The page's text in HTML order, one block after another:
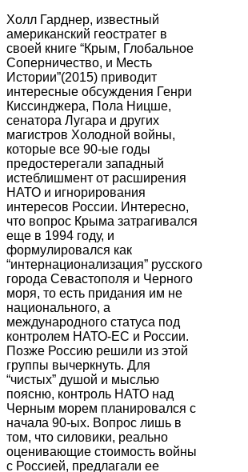
Холл Гарднер, известный
американский геостратег в
своей книге “Крым, Глобальное
Соперничество, и Месть
Истории”(2015) приводит
интересные обсуждения Генри
Киссинджера, Пола Ницше,
сенатора Лугара и других
магистров Холодной войны,
которые все 90-ые годы
предостерегали западный
истеблишмент от расширения
НАТО и игнорирования
интересов России. Интересно,
что вопрос Крыма затрагивался
еще в 1994 году, и
формулировался как
“интернационализация” русского
города Севастополя и Черного
моря, то есть придания им не
национального, а
международного статуса под
контролем НАТО-ЕС и России.
Позже Россию решили из этой
группы вычеркнуть. Для
“чистых” душой и мыслью
поясню, контроль НАТО над
Черным морем планировался с
начала 90-ых. Вопрос лишь в
том, что силовики, реально
оценивающие стоимость войны
с Россией, предлагали ее